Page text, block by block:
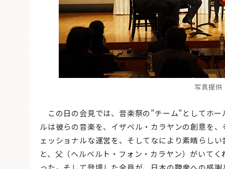
写真提供
この日の会見では、音楽祭の”チーム”としてホ
ルは彼らの音楽を、イザベル・カラヤンの創意を
ェッショナルな運営を、そしてなにより素晴らし
と、父（ヘルベルト・フォン・カラヤン）がいて